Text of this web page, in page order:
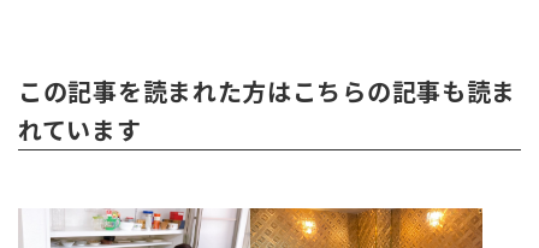
この記事を読まれた方はこちらの記事も読ま
れています